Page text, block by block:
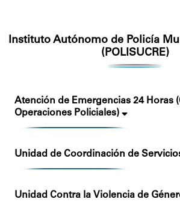
Instituto Autónomo de Policía
(POLISUCRE)
Atención de Emergencias 24 Horas
Operaciones Policiales)
Unidad de Coordinación de
Unidad Contra la Violencia de